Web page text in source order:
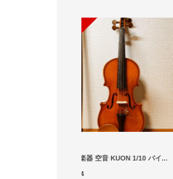
S
L
D
O
U
スズキ No.280 1/10 バイオ
¥